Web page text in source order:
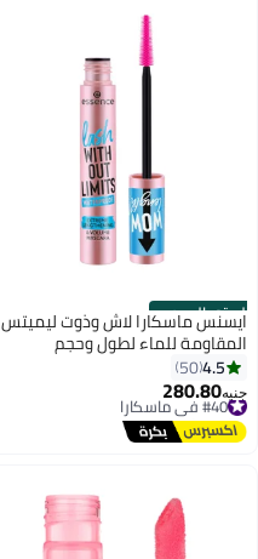
الستور الرسمي
ايسنس ماسكارا لاش وذوت ليميتس
المقاومة للماء لطول وحجم
استثنائي 03(LE)
4.5
50
جنيه280.80
#40 في ماسكارا
توصيل مجاني
#40 في ماسكارا